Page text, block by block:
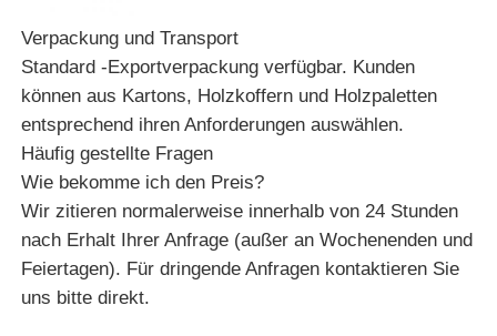
Verpackung und Transport
Standard -Exportverpackung verfügbar. Kunden
können aus Kartons, Holzkoffern und Holzpaletten
entsprechend ihren Anforderungen auswählen.
Häufig gestellte Fragen
Wie bekomme ich den Preis?
Wir zitieren normalerweise innerhalb von 24 Stunden
nach Erhalt Ihrer Anfrage (außer an Wochenenden und
Feiertagen). Für dringende Anfragen kontaktieren Sie
uns bitte direkt.